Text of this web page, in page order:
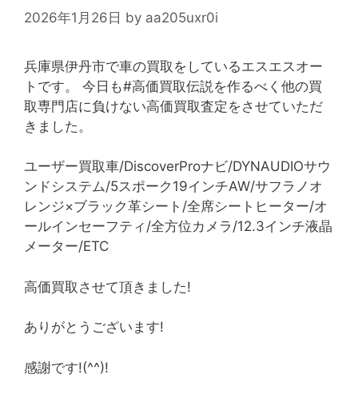
2026年1月26日 by aa205uxr0i
兵庫県伊丹市で車の買取をしているエスエスオー
トです。 今日も#高価買取伝説を作るべく他の買
取専門店に負けない高価買取査定をさせていただ
きました。
ユーザー買取車/DiscoverProナビ/DYNAUDIOサウ
ンドシステム/5スポーク19インチAW/サフラノオ
レンジ×ブラック革シート/全席シートヒーター/オ
ールインセーフティ/全方位カメラ/12.3インチ液晶
メーター/ETC
高価買取させて頂きました!
ありがとうございます!
感謝です!(^^)!